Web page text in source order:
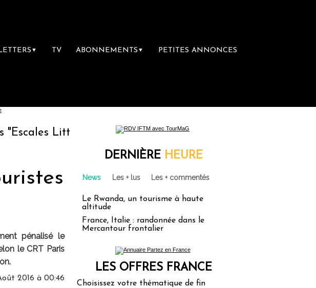
▼ TV ABONNEMENTS ▼ PETITES ANNONCES
Littéraires", la première librairie du voyage
pénalisé le
le CRT Paris
2016 à 00:46
DERNIÈRE HEURE
News Les + lus Les + commentés
Le Rwanda, un tourisme à haute
altitude
France, Italie : randonnée dans le
Mercantour frontalier
LES OFFRES FRANCE
Choisissez votre thématique de fin